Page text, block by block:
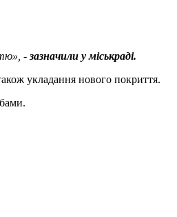
- зазначили у міськраді.
укладання нового покриття.